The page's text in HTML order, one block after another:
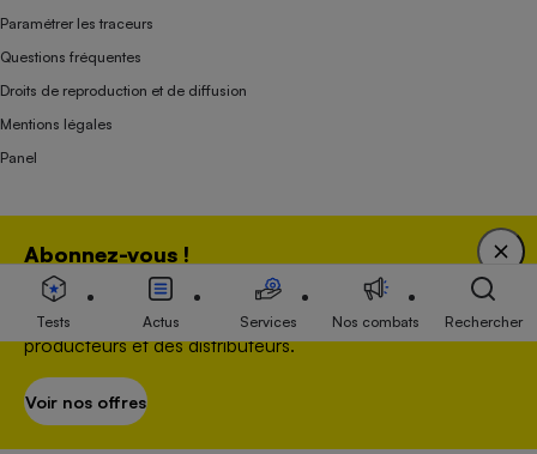
Abonnez-vous !
Bénéficiez d'une expertise unique tout en soutenant
une association 100 % indépendante de l'Etat, des
producteurs et des distributeurs.
Voir nos offres
Paramétrer les traceurs
Questions fréquentes
Droits de reproduction et de diffusion
Mentions légales
Panel
Association indépendante de l’État, des syndicats, des producteurs et des
distributeurs depuis 1951.
Tests Actus Services Nos combats Rechercher